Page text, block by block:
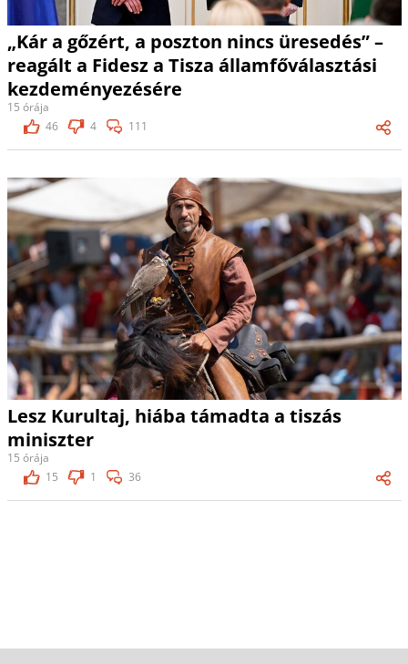
„Kár a gőzért, a poszton nincs üresedés” –
reagált a Fidesz a Tisza államfőválasztási
kezdeményezésére
15 órája
46
4 111
Lesz Kurultaj, hiába támadta a tiszás
miniszter
15 órája
15
1 36